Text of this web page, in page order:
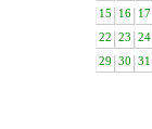
15
16 17
22
23 24
29
30 31